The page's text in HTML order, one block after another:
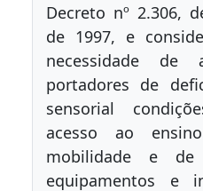
Decreto nº 2.306,
de 1997, e
necessidade de
portadores de
sensorial
acesso ao
mobilidade e de
equipamentos e